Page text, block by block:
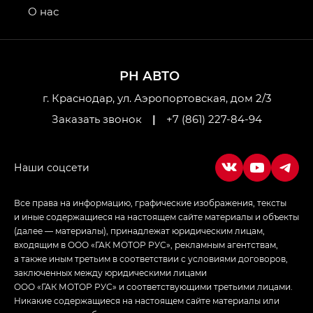
привод — GB AWD, Джи Эль Полный привод —
Джи Икс ПРЕМИУМ — GX PREMIUM, ЛАУНЖ —
LOUNGE
Empow — Эмпау (Empow) в комплектации
РН АВТО
г. Краснодар, ул. Аэропортовская, дом 2/3
Заказать звонок
| +7 (861) 227-84-94
О нас
Все права на информацию, графические изображения, тексты
и иные содержащиеся на настоящем сайте материалы и объекты
(далее — материалы), принадлежат юридическим лицам,
входящим в ООО «ГАК МОТОР РУС», рекламным агентствам,
а также иным третьим в соответствии с условиями договоров,
заключенных между юридическими лицами
ООО «ГАК МОТОР РУС» и соответствующими третьими лицами.
Никакие содержащиеся на настоящем сайте материалы или